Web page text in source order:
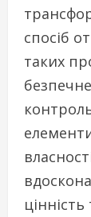
спосіб
таких